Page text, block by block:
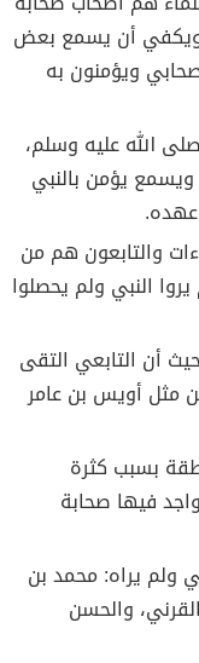
ويكفي أن يسمع بعض
ويؤمنون به
الله عليه وسلم،
ويسمع يؤمن بالنبي
والتابعون هم من
النبي ولم يحصلوا
أن التابعي التقى
مثل أويس بن عامر
بسبب كثرة
فيها صحابة
ولم يراه: محمد بن
والحسن